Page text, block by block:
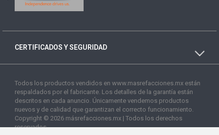
CERTIFICADOS Y SEGURIDAD
Todos los productos vendidos en www.masrefacciones.mx están
respaldados por el fabricante. Los detalles de la garantía están
descritos en cada anuncio. Únicamente vendemos productos
nuevos y de calidad que garantizan el correcto funcionamiento.
Copyright © 2026 másrefacciones.mx | Todos los derechos
reservados